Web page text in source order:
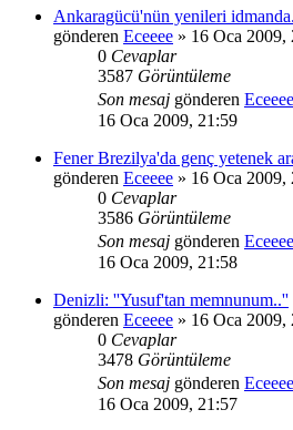
Ankaragücü'nün yenileri
gönderen Eceeee » 16 Oca 2009,
0 Cevaplar
3587 Görüntüleme
Son mesaj gönderen Eceeee
16 Oca 2009, 21:59
Fener Brezilya'da genç yetenek
gönderen Eceeee » 16 Oca 2009,
0 Cevaplar
3586 Görüntüleme
Son mesaj gönderen Eceeee
16 Oca 2009, 21:58
Denizli: ''Yusuf'tan memnunum..''
gönderen Eceeee » 16 Oca 2009,
0 Cevaplar
3478 Görüntüleme
Son mesaj gönderen Eceeee
16 Oca 2009, 21:57